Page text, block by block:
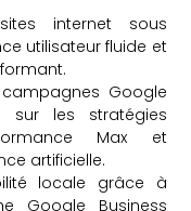
internet sous
utilisateur fluide et
Google
sur les stratégies
Max et
artificielle.
locale grâce à
Google Business